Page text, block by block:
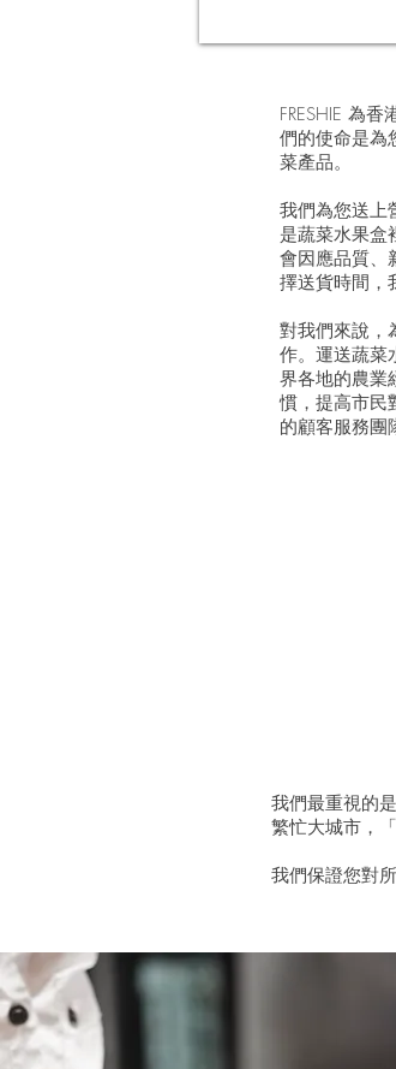
FRESHIE 為
們的使命是為
菜產品。
我們為您送上
是蔬菜水果盒
會因應品質、
擇送貨時間，
對我們來說，
作。運送蔬菜
界各地的農業
慣，提高市民
的顧客服務團
我們最重視的
繁忙大城市，
我們保證您對